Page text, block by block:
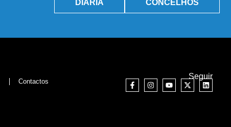
DIÁRIA CONCELHOS
Contactos
Seguir